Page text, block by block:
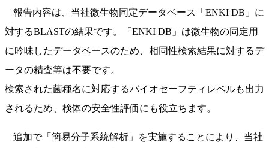
報告内容は、当社微生物同定データベース「ENKI DB」に
対するBLASTの結果です。「ENKI DB」は微生物の同定用
に吟味したデータベースのため、相同性検索結果に対するデ
ータの精査等は不要です。
検索された菌種名に対応するバイオセーフティレベルも出力
されるため、検体の安全性評価にも役立ちます。
追加で「簡易分子系統解析」を実施することにより、当社